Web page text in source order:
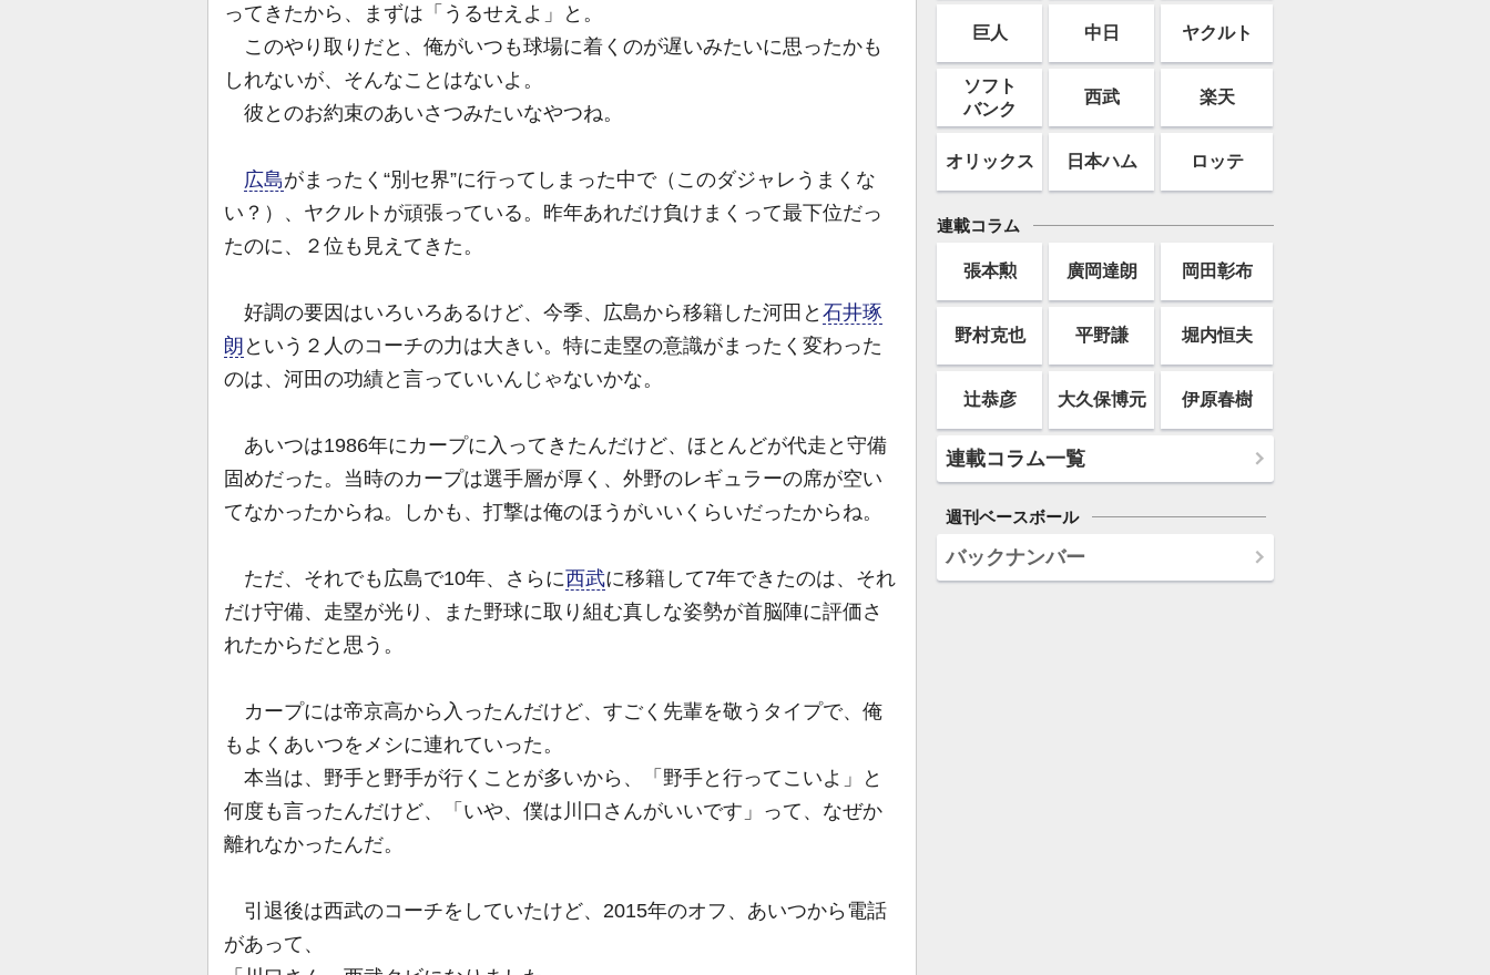
ってきたから、まずは「うるせえよ」と。
このやり取りだと、俺がいつも球場に着くのが遅いみたいに思ったかも
しれないが、そんなことはないよ。
彼とのお約束のあいさつみたいなやつね。
広島がまったく“別セ界”に行ってしまった中で（このダジャレうまくな
い？）、ヤクルトが頑張っている。昨年あれだけ負けまくって最下位だっ
たのに、２位も見えてきた。
好調の要因はいろいろあるけど、今季、広島から移籍した河田と 石井琢
朗 という２人のコーチの力は大きい。特に走塁の意識がまったく変わった
のは、河田の功績と言っていいんじゃないかな。
あいつは1986年にカープに入ってきたんだけど、ほとんどが代走と守備
固めだった。当時のカープは選手層が厚く、外野のレギュラーの席が空い
てなかったからね。しかも、打撃は俺のほうがいいくらいだったからね。
ただ、それでも広島で10年、さらに西武に移籍して7年できたのは、それ
だけ守備、走塁が光り、また野球に取り組む真しな姿勢が首脳陣に評価さ
れたからだと思う。
カープには帝京高から入ったんだけど、すごく先輩を敬うタイプで、俺
もよくあいつをメシに連れていった。
本当は、野手と野手が行くことが多いから、「野手と行ってこいよ」と
何度も言ったんだけど、「いや、僕は川口さんがいいです」って、なぜか
離れなかったんだ。
引退後は西武のコーチをしていたけど、2015年のオフ、あいつから電話
があって、
巨人 中日 ヤクルト
ソフト
バンク
西武 楽天
オリックス 日本ハム ロッテ
連載コラム
張本勲 廣岡達朗 岡田彰布
野村克也 平野謙 堀内恒夫
辻恭彦 大久保博元 伊原春樹
連載コラム一覧
週刊ベースボール
バックナンバー